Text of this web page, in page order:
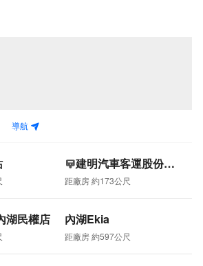
導航
建明汽車客運股份有限公司站
距廠房 約173公尺
湖民權店 內湖Ekia
距廠房 約597公尺